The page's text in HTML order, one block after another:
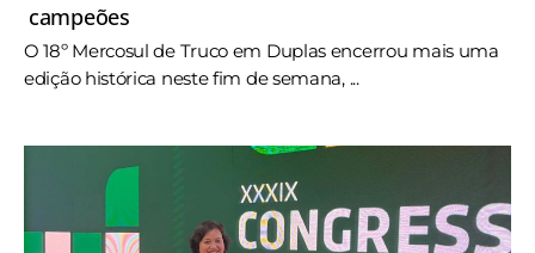
campeões
O 18º Mercosul de Truco em Duplas encerrou mais uma
edição histórica neste fim de semana, ...